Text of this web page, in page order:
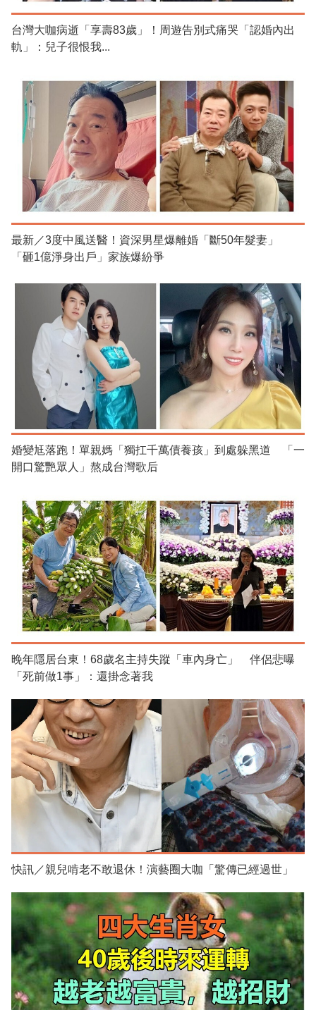
台灣大咖病逝「享壽83歲」！周遊告別式痛哭「認婚內出
軌」：兒子很恨我...
最新／3度中風送醫！資深男星爆離婚「斷50年髮妻」
「砸1億淨身出戶」家族爆紛爭
婚變尪落跑！單親媽「獨扛千萬債養孩」到處躲黑道 「一
開口驚艷眾人」熬成台灣歌后
晚年隱居台東！68歲名主持失蹤「車內身亡」 伴侶悲曝
「死前做1事」：還掛念著我
快訊／親兒啃老不敢退休！演藝圈大咖「驚傳已經過世」